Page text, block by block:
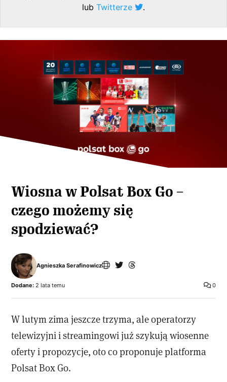
lub Twitterze .
Wiosna w Polsat Box Go –
czego możemy się
spodziewać?
Agnieszka Serafinowicz
0
Dodane: 2 lata temu
W lutym zima jeszcze trzyma, ale operatorzy
telewizyjni i streamingowi już szykują wiosenne
oferty i propozycje, oto co proponuje platforma
Polsat Box Go.